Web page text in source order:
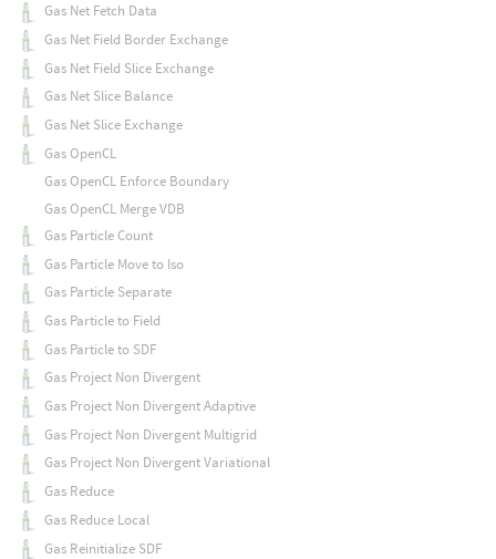
Gas Net Fetch Data
Gas Net Field Border Exchange
Gas Net Field Slice Exchange
Gas Net Slice Balance
Gas Net Slice Exchange
Gas OpenCL
Gas OpenCL Enforce Boundary
Gas OpenCL Merge VDB
Gas Particle Count
Gas Particle Move to Iso
Gas Particle Separate
Gas Particle to Field
Gas Particle to SDF
Gas Project Non Divergent
Gas Project Non Divergent Adaptive
Gas Project Non Divergent Multigrid
Gas Project Non Divergent Variational
Gas Reduce
Gas Reduce Local
Gas Reinitialize SDF